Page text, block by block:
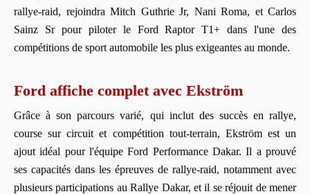
rallye-raid, rejoindra Mitch Guthrie Jr, Nani Roma, et Carlos
Sainz Sr pour piloter le Ford Raptor T1+ dans l'une des
compétitions de sport automobile les plus exigeantes au monde.
Ford affiche complet avec Ekström
Grâce à son parcours varié, qui inclut des succès en rallye,
course sur circuit et compétition tout-terrain, Ekström est un
ajout idéal pour l'équipe Ford Performance Dakar. Il a prouvé
ses capacités dans les épreuves de rallye-raid, notamment avec
plusieurs participations au Rallye Dakar, et il se réjouit de mener